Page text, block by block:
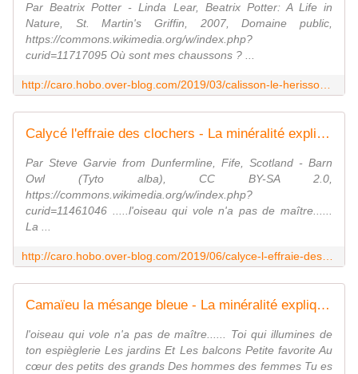
Par Beatrix Potter - Linda Lear, Beatrix Potter: A Life in
Nature, St. Martin's Griffin, 2007, Domaine public,
https://commons.wikimedia.org/w/index.php?
curid=11717095 Où sont mes chaussons ? ...
Calycé l'effraie des clochers - La minéralité expliquée aux cailloux
Par Steve Garvie from Dunfermline, Fife, Scotland - Barn
Owl (Tyto alba), CC BY-SA 2.0,
https://commons.wikimedia.org/w/index.php?
curid=11461046 .....l'oiseau qui vole n'a pas de maître......
La ...
Camaïeu la mésange bleue - La minéralité expliquée aux cailloux
l'oiseau qui vole n'a pas de maître...... Toi qui illumines de
ton espièglerie Les jardins Et Les balcons Petite favorite Au
cœur des petits des grands Des hommes des femmes Tu es